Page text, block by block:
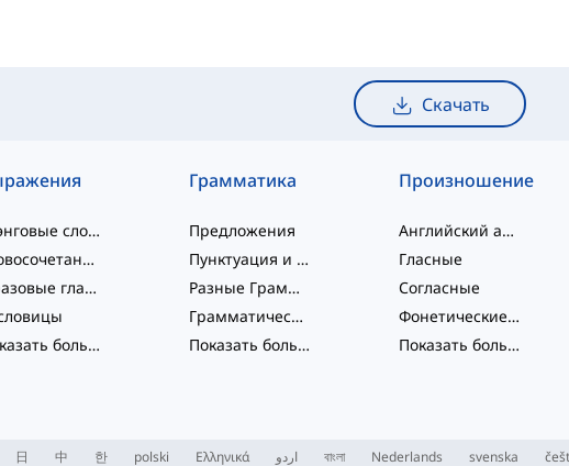
Скачать
слэнговые слова
словосочетания
Фразовые глаголы
Показать больше
Грамматика
Предложения
Пунктуация и Орфография
Разные Грамматические Темы
Грамматические Функции
Показать больше
Произношение
Английский алфавит
Гласные
Согласные
Фонетические концепции
Показать больше
日
中
한
polski Ελληνικά اردو বাংলা Nederlands svenska